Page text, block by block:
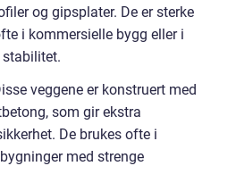
og gipsplater. De er sterke
i kommersielle bygg eller i
stabilitet.
veggene er konstruert med
som gir ekstra
De brukes ofte i
med strenge